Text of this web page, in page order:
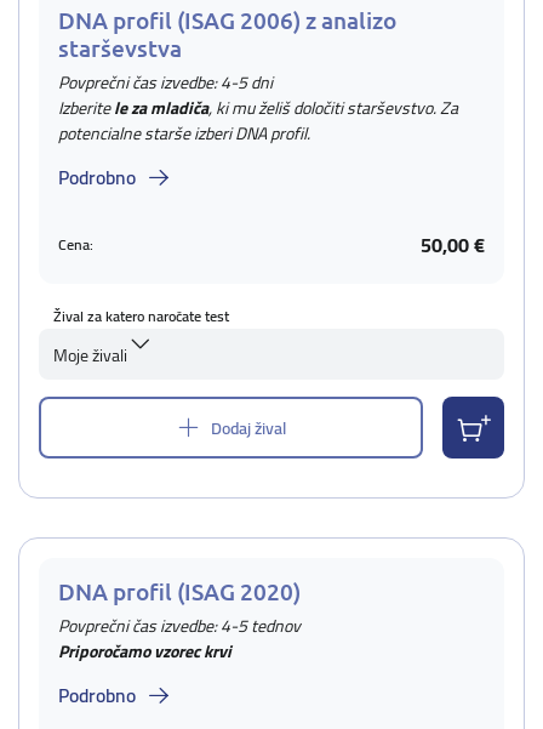
DNA profil (ISAG 2006) z analizo
starševstva
Povprečni čas izvedbe: 4-5 dni
Izberitele za mladiča, ki mu želiš določiti starševstvo. Za
potencialne starše izberi DNA profil.
Podrobno
Cena: 50,00 €
Žival za katero naročate test
Moje živali
Dodaj žival
DNA profil (ISAG 2020)
Povprečni čas izvedbe: 4-5 tednov
Priporočamo vzorec krvi
Podrobno